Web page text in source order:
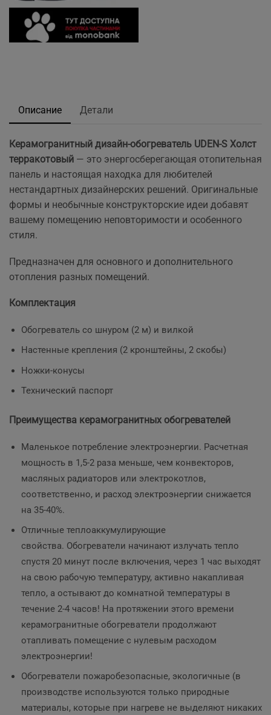
Описание Детали
Керамогранитный дизайн-обогреватель UDEN-S Холст
терракотовый — это энергосберегающая отопительная
панель и настоящая находка для любителей
нестандартных дизайнерских решений. Оригинальные
формы и необычные конструкторские идеи добавят
вашему помещению неповторимости и особенного
стиля.
Предназначен для основного и дополнительного
отопления разных помещений.
Комплектация
Обогреватель со шнуром (2 м) и вилкой
Настенные крепления (2 кронштейны, 2 скобы)
Ножки-конусы
Технический паспорт
​Преимущества керамогранитных обогревателей
Маленькое потребление электроэнергии. Расчетная
мощность в 1,5-2 раза меньше, чем конвекторов,
масляных радиаторов или электрокотлов,
соответственно, и расход электроэнергии снижается
на 35-40%.
Отличные теплоаккумулирующие
свойства. Обогреватели начинают излучать тепло
спустя 20 минут после включения, через 1 час выходят
на свою рабочую температуру, активно накапливая
тепло, а остывают до комнатной температуры в
течение 2-4 часов! На протяжении этого времени
керамогранитные обогреватели продолжают
отапливать помещение с нулевым расходом
электроэнергии!
Обогреватели пожаробезопасные, экологичные (в
производстве используются только природные
материалы, которые при нагреве не выделяют никаких